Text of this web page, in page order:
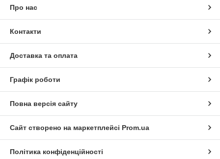
Про нас
Контакти
Доставка та оплата
Графік роботи
Повна версія сайту
Сайт створено на маркетплейсі Prom.ua
Політика конфіденційності